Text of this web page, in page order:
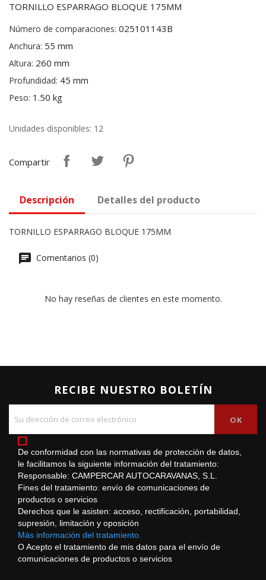
TORNILLO ESPARRAGO BLOQUE 175MM
Número de comparaciones: 025101143B
Anchura: 55 mm
Altura: 260 mm
Profundidad: 45 mm
Peso: 1.50 kg
Unidades disponibles: 12
Compartir
Descripción Detalles del producto
TORNILLO ESPARRAGO BLOQUE 175MM
Comentarios (0)
No hay reseñas de clientes en este momento.
RECIBE NUESTRO BOLETÍN
De conformidad con las normativas de protección de datos,
le facilitamos la siguiente información del tratamiento:
Responsable: CAMPERCAR AUTOCARAVANAS, S.L.
Fines del tratamiento: envío de comunicaciones de
productos o servicios
Derechos que le asisten: acceso, rectificación, portabilidad,
supresión, limitación y oposición
Más información del tratamiento.
O Acepto el tratamiento de mis datos para el envío de
comunicaciones de productos o servicios